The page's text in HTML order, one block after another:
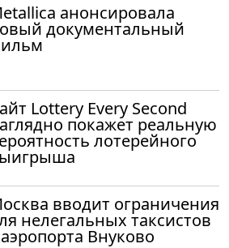
анонсировала
документальный
Lottery Every Second
покажет реальную
лотерейного
вводит ограничения
нелегальных таксистов
Внуково